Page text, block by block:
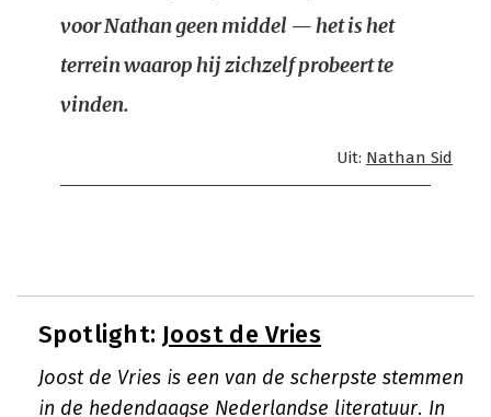
voor Nathan geen middel — het is het
terrein waarop hij zichzelf probeert te
vinden.
Uit: Nathan Sid
Spotlight: Joost de Vries
Joost de Vries is een van de scherpste stemmen
in de hedendaagse Nederlandse literatuur. In